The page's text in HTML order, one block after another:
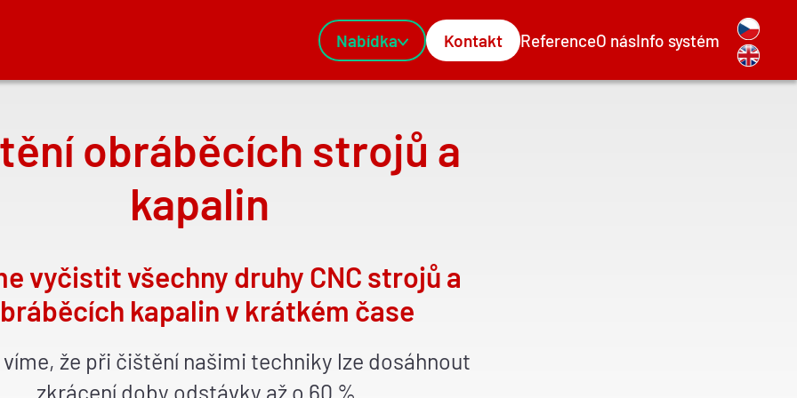
Hlavní
navigace
Nabídka Kontakt ReferenceO násInfo systém
obráběcích strojů a
kapalin
vyčistit všechny druhy CNC strojů a
kapalin v krátkém čase
víme, že při čištění našimi techniky lze dosáhnout
zkrácení doby odstávky až o 60 %.